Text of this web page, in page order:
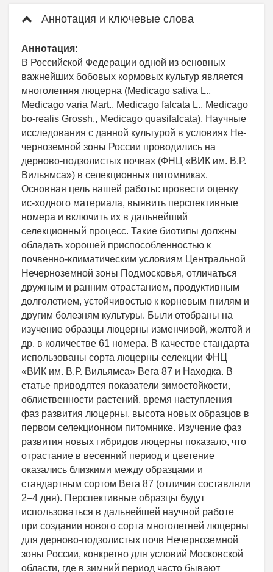
Аннотация и ключевые слова
Аннотация:
В Российской Федерации одной из основных
важнейших бобовых кормовых культур является
многолетняя люцерна (Medicago sativa L.,
Medicago varia Mart., Medicago falcata L., Medicago
bo-realis Grossh., Medicago quasifalcata). Научные
исследования с данной культурой в условиях Не-
черноземной зоны России проводились на
дерново-подзолистых почвах (ФНЦ «ВИК им. В.Р.
Вильямса») в селекционных питомниках.
Основная цель нашей работы: провести оценку
ис-ходного материала, выявить перспективные
номера и включить их в дальнейший
селекционный процесс. Такие биотипы должны
обладать хорошей приспособленностью к
почвенно-климатическим условиям Центральной
Нечерноземной зоны Подмосковья, отличаться
дружным и ранним отрастанием, продуктивным
долголетием, устойчивостью к корневым гнилям и
другим болезням культуры. Были отобраны на
изучение образцы люцерны изменчивой, желтой и
др. в количестве 61 номера. В качестве стандарта
использованы сорта люцерны селекции ФНЦ
«ВИК им. В.Р. Вильямса» Вега 87 и Находка. В
статье приводятся показатели зимостойкости,
облиственности растений, время наступления
фаз развития люцерны, высота новых образцов в
первом селекционном питомнике. Изучение фаз
развития новых гибридов люцерны показало, что
отрастание в весенний период и цветение
оказались близкими между образцами и
стандартным сортом Вега 87 (отличия составляли
2–4 дня). Перспективные образцы будут
использоваться в дальнейшей научной работе
при создании нового сорта многолетней люцерны
для дерново-подзолистых почв Нечерноземной
зоны России, конкретно для условий Московской
области, где в зимний период часто бывают